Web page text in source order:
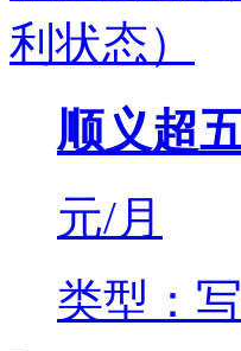
顺义超
元/月
类型：